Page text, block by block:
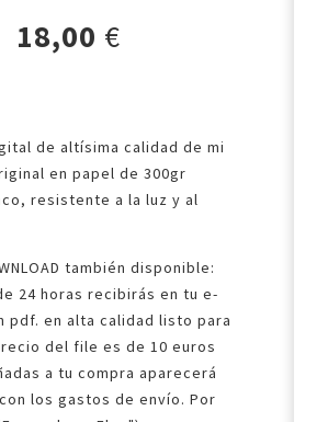
18,00 €
de altísima calidad de mi
en papel de 300gr
resistente a la luz y al
también disponible:
24 horas recibirás en tu e-
pdf. en alta calidad listo para
del file es de 10 euros
a tu compra aparecerá
los gastos de envío. Por